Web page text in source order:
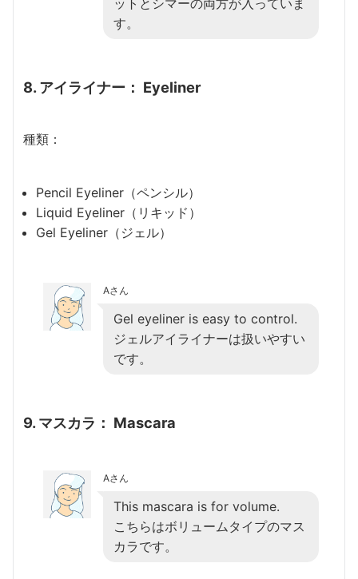
ットとシマーの両方が入っていま
す。
8. アイライナー： Eyeliner
種類：
Pencil Eyeliner（ペンシル）
Liquid Eyeliner（リキッド）
Gel Eyeliner（ジェル）
Aさん
Gel eyeliner is easy to control.
ジェルアイライナーは扱いやすい
です。
9. マスカラ： Mascara
Aさん
This mascara is for volume.
こちらはボリュームタイプのマス
カラです。